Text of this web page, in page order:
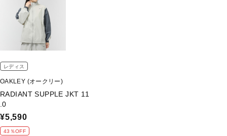
レディス
OAKLEY (オークリー)
RADIANT SUPPLE JKT 11
.0
¥5,590
43％OFF